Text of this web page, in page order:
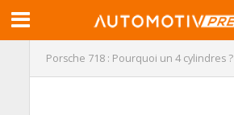
Porsche 718 : Pourquoi un 4 cylindres ?